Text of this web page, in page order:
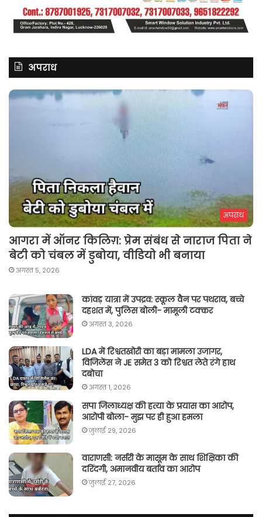
अपराध
अपराध
आगरा में ऑनर किलिग़: प्रेम संबंध से नाराज पिता ने
बेटी को चंबल में डुबोया, वीडियो भी बनाया
अगस्त 5, 2026
कांवड़ यात्रा में उपद्रव: स्कूल वैन पर पथराव, बच्चे
दहशत में, पुलिस बोली- मामूली टक्कर
अगस्त 3, 2026
LDA में रिश्वतखोरी का बड़ा मामला उजागर,
विजिलेंस ने JE समेत 3 को रिश्वत लेते रंगे हाथ
दबोचा
अगस्त 1, 2026
सपा जिलाध्यक्ष की हत्या के प्रयास का आरोप,
आरोपी बोला- मुझ पर ही हुआ हमला
जुलाई 29, 2026
वाराणसी: नर्सरी के मासूम के साथ शिक्षिका की
दरिंदगी, अमानवीय बर्ताव का आरोप
जुलाई 27, 2026